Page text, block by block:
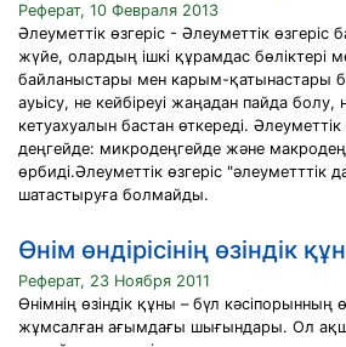
Реферат, 10 Февраля 2013
Әлеуметтік өзгеріс - Әлеуметтік өзгеріс
жүйе, олардың ішкі құрамдас бөліктері
байланыстары мен карым-қатынастары
ауьісу, не кейбіреуі жаңадан пайда
кетуахуалын бастан өткереді. Әлеуметтік
деңгейде: микродеңгейде және
өрбиді.Әлеуметтік өзгеріс
шатастыруға болмайды.
Өнім өндірісінің өзіндік
Реферат, 23 Ноября 2011
Өнімнің өзіндік құны – бүл кәсіпорынның
жұмсалған ағымдағы шығындары. Ол